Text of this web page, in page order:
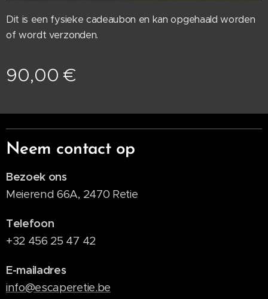
Dit is een fysieke cadeaubon en kan opgehaald worden
of wordt verzonden.
90,00 €
Neem contact op
Bezoek ons
Meierend 66A, 2470 Retie
Telefoon
+32 456 25 47 42
E-mailadres
info@escaperetie.be